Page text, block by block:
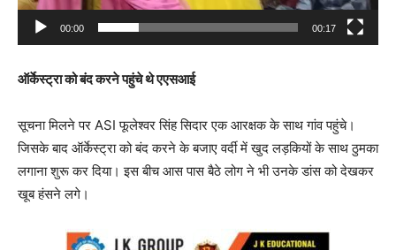
a
r
00:00 00:17
ऑर्केस्ट्रा को बंद करने पहुंचे थे एएसआई
सूचना मिलने पर ASI फूलेश्वर सिंह सिदार एक आरक्षक के साथ गांव पहुंचे।
जिसके बाद ऑर्केस्ट्रा को बंद करने के बजाए वर्दी में खुद लड़कियों के साथ ठुमका
लगाना शुरू कर दिया। इस बीच आस पास बैठे लोग ने भी उनके डांस को देखकर
खूब हंसने लगे।